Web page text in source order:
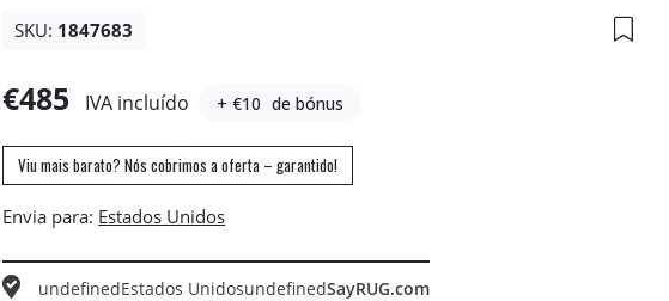
SKU: 1847683
€485 IVA incluído + €10 de bónus
Viu mais barato? Nós cobrimos a oferta – garantido!
Envia para:
undefinedEstados UnidosundefinedSayRUG.com